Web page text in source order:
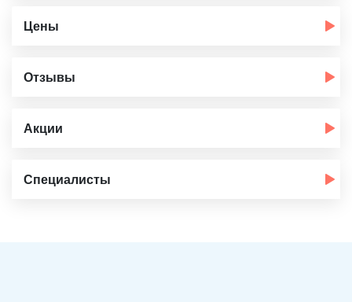
Цены
Отзывы
Акции
Специалисты